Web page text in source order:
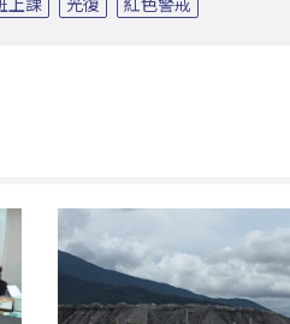
上課 光復 紅色警戒